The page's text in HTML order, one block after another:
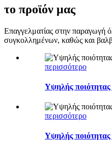
το προϊόν μας
Επαγγελματίας στην παραγωγή
συγκολλημένων, καθώς και
περισσότερο
Υψηλής
περισσότερο
Υψηλής